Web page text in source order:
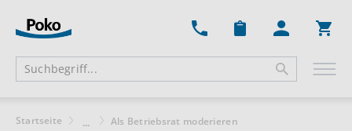
Startseite ... Als Betriebsrat moderieren